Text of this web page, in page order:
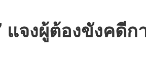
จงผู้ต้องขังคดีก